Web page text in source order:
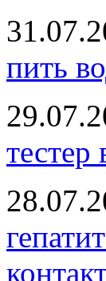
пить
тестер